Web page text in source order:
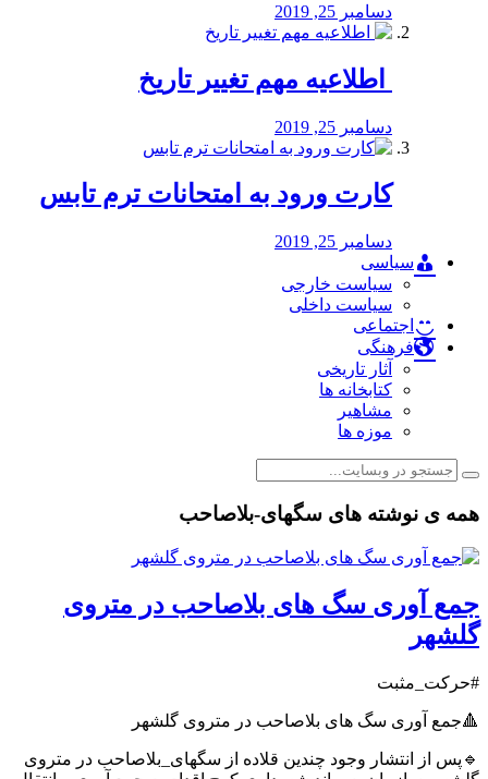
دسامبر 25, 2019
️ اطلاعیه مهم تغییر تاریخ
دسامبر 25, 2019
کارت ورود به امتحانات ترم تابس
دسامبر 25, 2019
سیاسی
سیاست خارجی
سیاست داخلی
اجتماعی
فرهنگی
آثار تاریخی
کتابخانه ها
مشاهیر
موزه ها
همه ی نوشته های سگهای-بلاصاحب
جمع آوری سگ های بلاصاحب در متروی
گلشهر
#حرکت_مثبت
🔺جمع آوری سگ های بلاصاحب در متروی گلشهر
🔹پس از انتشار وجود چندین قلاده از سگهای_بلاصاحب در متروی